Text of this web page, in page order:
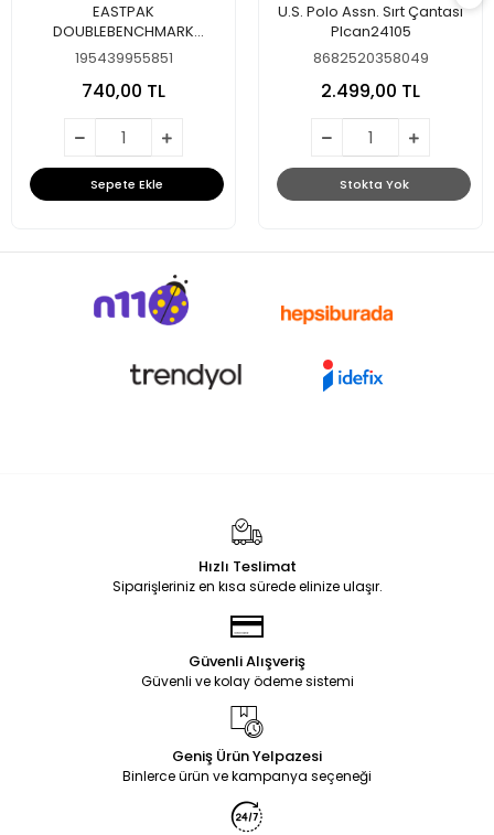
EASTPAK
DOUBLEBENCHMARK
SCARLET RED KALEM ÇANTASI
195439955851
740,00 TL
Sepete Ekle
U.S. Polo Assn. Sırt Çantası
Plcan24105
8682520358049
2.499,00 TL
Stokta Yok
Hızlı Teslimat
Siparişleriniz en kısa sürede elinize ulaşır.
Güvenli Alışveriş
Güvenli ve kolay ödeme sistemi
Geniş Ürün Yelpazesi
Binlerce ürün ve kampanya seçeneği